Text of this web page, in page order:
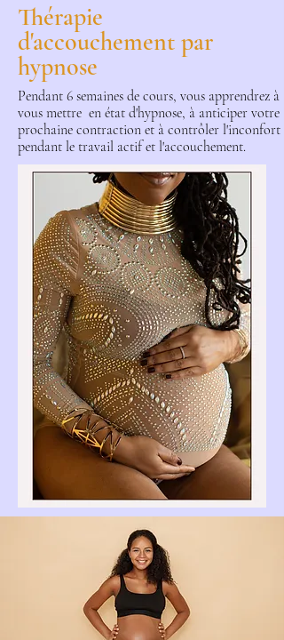
Thérapie
d'accouchement par
hypnose
Pendant 6 semaines de cours, vous apprendrez à
vous mettre en état d'hypnose, à anticiper votre
prochaine contraction et à contrôler l'inconfort
pendant le travail actif et l'accouchement.